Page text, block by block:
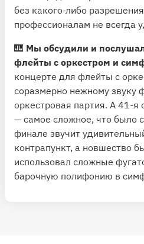
без какого-либо
профессионалам не всегда
🎹 Мы обсудили и
флейты с оркестром и
концерте для флейты с
соразмерно нежному звуку
оркестровая партия. А 41-
— самое сложное, что было
финале звучит
контрапункт, а новшество
использовал сложные
барочную полифонию в